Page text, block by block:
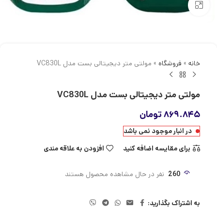
بزرگنمایی تصویر
خانه » فروشگاه » مولتی متر دیجیتالی بست مدل VC830L
مولتی متر دیجیتالی بست مدل VC830L
۸۶۹.۸۴۵تومان
در انبار موجود نمی باشد
برای مقایسه اضافه کنید
افزودن به علاقه مندی
260 نفر در حال مشاهده محصول هستند
به اشتراک بگذارید: